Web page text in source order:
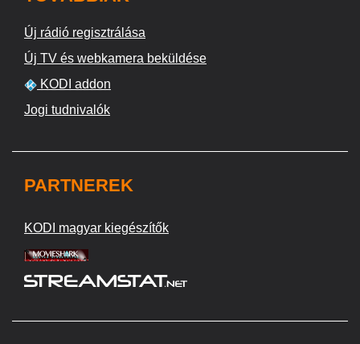
Új rádió regisztrálása
Új TV és webkamera beküldése
KODI addon
Jogi tudnivalók
PARTNEREK
KODI magyar kiegészítők